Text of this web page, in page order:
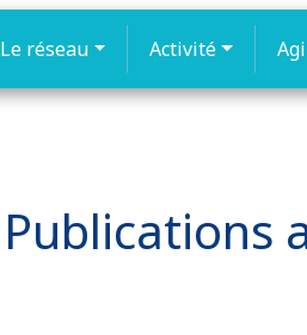
Le réseau Activité
Publications